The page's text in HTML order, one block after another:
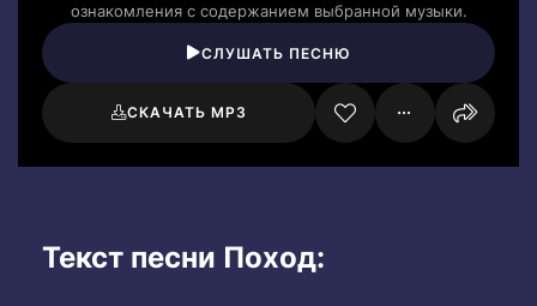
ознакомления с содержанием выбранной музыки.
СЛУШАТЬ ПЕСНЮ
СКАЧАТЬ MP3
Текст песни Поход: